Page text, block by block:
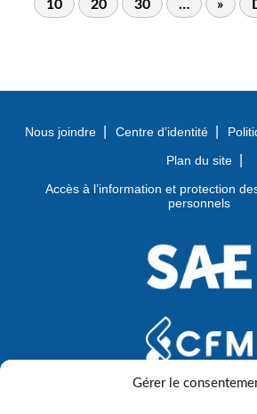
Gérer le
10 20 30 … »
Nous joindre Centre d’identité
Plan du site
Accès à l’information et protection
personnels